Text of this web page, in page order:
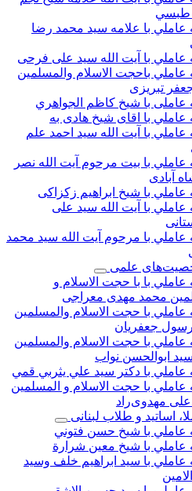
طبسي
عاملي با علامه سيد محمد رضا
عاملي با آيت الله سید علی فرحی
عاملي باحجت الاسلام والمسلمين
تبریزی
عاملی با شيخ كاظم الجواهري
عاملي با اقای شیخ هادی به
عاملي با آیت الله سید احمد علم
عاملي با بيت مرحوم آيت الله نصر
آبادی
عاملي با شیخ ابراهیم زکزاکی
عاملي با آيت الله سید علی
عاملي با مرحوم آیت الله سید محمد
علمی
عاملي با با حجت الاسلام و
محمد مهدی معراجی
عاملي با حجت الاسلام والمسلمين
جعفریان
عاملي با حجت الاسلام والمسلمين
ابوالحسن نواب
عاملي با دكتر سيد علي يثربي قمي
عاملي با حجت الاسلام و المسلمین
مهدوی‌راد
اساتید و طلاب لبنانی
عاملي با شيخ حسن فتوني
عاملي با شيخ معين شرارة
عاملي با سید ابراهیم خلف وسید